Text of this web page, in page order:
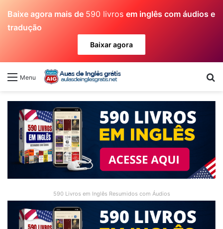
Baixe agora mais de 590 livros em inglês com áudios e
tradução
Baixar agora
Menu
590 Livros em Inglês Resumidos com Áudios